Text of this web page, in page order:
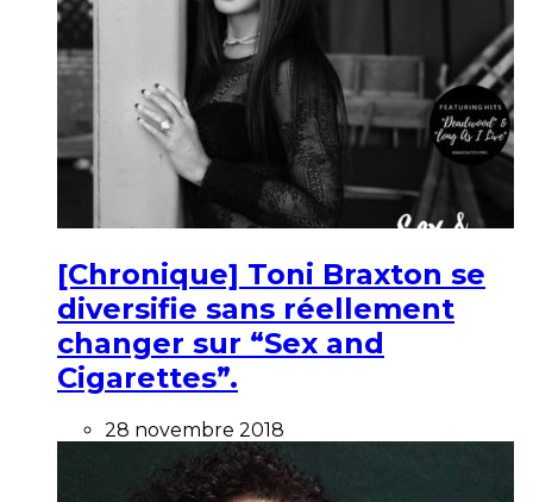
[Chronique] Toni Braxton se
diversifie sans réellement
changer sur “Sex and
Cigarettes”.
28 novembre 2018